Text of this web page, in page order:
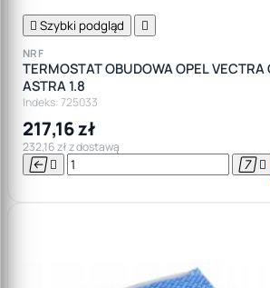
 Szybki podgląd 
NRF
TERMOSTAT OBUDOWA OPEL VECTRA
ASTRA 1.8
Indeks: 725033
217,16 zł
232,16 zł z dostawą
   